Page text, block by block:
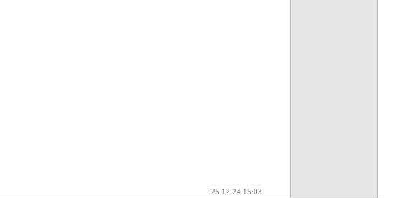
25.12.24 15:03